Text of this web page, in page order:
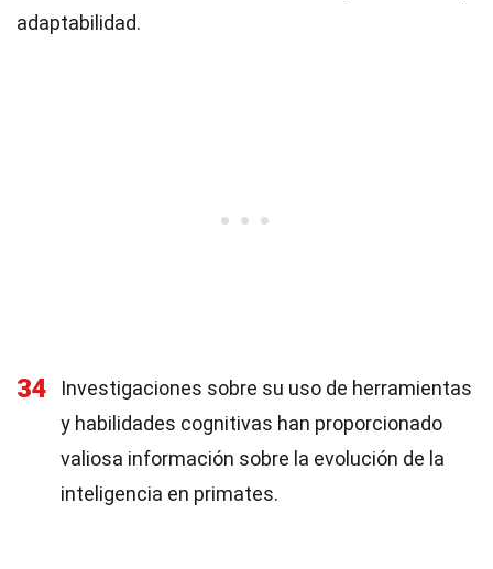
adaptabilidad.
34
Investigaciones sobre su uso de herramientas
y habilidades cognitivas han proporcionado
valiosa información sobre la evolución de la
inteligencia en primates.